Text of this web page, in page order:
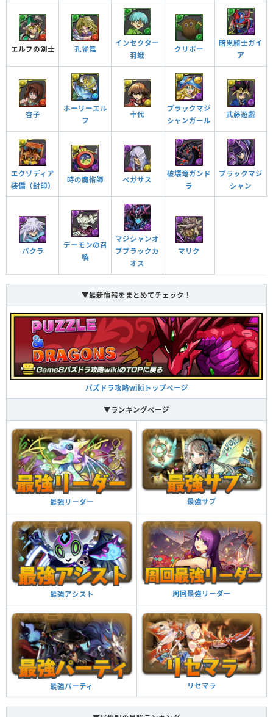
覚醒スキル 効果
覚醒アシスト
他のモンスターにアシストすると自分の覚醒スキル
が付与される
ダンジョン潜入中、攻撃タイプが追加される
封印耐性
スキル封印攻撃を無効化することがある
スキル封印攻撃を無効化することがある
十字消し攻撃
自分と同じ属性のドロップ5個を十字型に消すと攻撃
力がアップ（3倍）し、超暗闇目覚めを3ターン回復
する
強化された木ドロップの出現率（40％）とダメージ
がかなりアップする（1.1449倍）
エルフの剣士 孔雀舞
インセクター
羽蛾
クリボー
暗黒騎士ガイ
ア
杏子
ホーリーエル
フ
十代
ブラックマジ
シャンガール
武藤遊戯
エクゾディア
装備（封印）
時の魔術師 ペガサス
破壊竜ガンド
ラ
ブラックマジ
シャン
バクラ
デーモンの召
喚
マジシャンオ
ブブラックカ
オス
マリク
▼最新情報をまとめてチェック！
パズドラ攻略wikiトップページ
▼ランキングページ
最強リーダー 最強サブ
最強アシスト 周回最強リーダー
最強パーティ リセマラ